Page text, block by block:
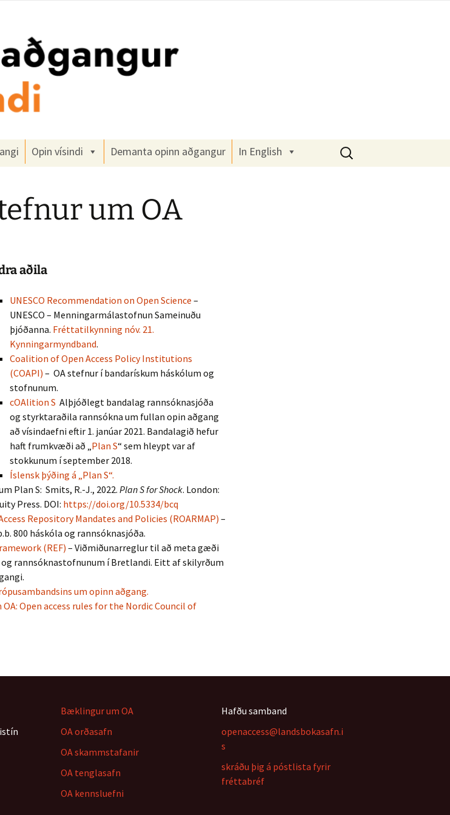
Opin vísindi Demanta opinn aðgangur In English
Leita
að:
um OA
aðila
UNESCO Recommendation on Open Science –
UNESCO – Menningarmálastofnun Sameinuðu
þjóðanna. Fréttatilkynning nóv. 21.
Kynningarmyndband.
Coalition of Open Access Policy Institutions
(COAPI) – OA stefnur í bandarískum háskólum og
stofnunum.
cOAlition S Alþjóðlegt bandalag rannsóknasjóða
og styrktaraðila rannsókna um fullan opin aðgang
að vísindaefni eftir 1. janúar 2021. Bandalagið hefur
haft frumkvæði að „Plan S“ sem hleypt var af
stokkunum í september 2018.
Íslensk þýðing á „Plan S“.
Plan S: Smits, R.-J., 2022. Plan S for Shock. London:
Press. DOI: https://doi.org/10.5334/bcq
Repository Mandates and Policies (ROARMAP) –
800 háskóla og rannsóknasjóða.
(REF) – Viðmiðunarreglur til að meta gæði
rannsóknastofnunum í Bretlandi. Eitt af skilyrðum
um opinn aðgang.
Open access rules for the Nordic Council of
Bæklingur um OA
OA orðasafn
OA skammstafanir
OA tenglasafn
OA kennsluefni
Hafðu samband
openaccess@landsbokasafn.i
s
skráðu þig á póstlista fyrir
fréttabréf